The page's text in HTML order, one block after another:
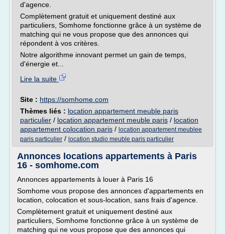
d'agence.
Complètement gratuit et uniquement destiné aux
particuliers, Somhome fonctionne grâce à un système de
matching qui ne vous propose que des annonces qui
répondent à vos critères.
Notre algorithme innovant permet un gain de temps,
d'énergie et...
Lire la suite
Site : https://somhome.com
Thèmes liés : location appartement meuble paris
particulier / location appartement meuble paris / location
appartement colocation paris / location appartement meublee
paris particulier / location studio meuble paris particulier
Annonces locations appartements à Paris
16 - somhome.com
Annonces appartements à louer à Paris 16
Somhome vous propose des annonces d'appartements en
location, colocation et sous-location, sans frais d'agence.
Complètement gratuit et uniquement destiné aux
particuliers, Somhome fonctionne grâce à un système de
matching qui ne vous propose que des annonces qui